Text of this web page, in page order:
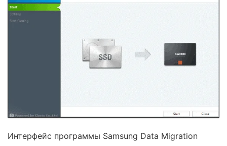
Интерфейс программы Samsung Data Migration